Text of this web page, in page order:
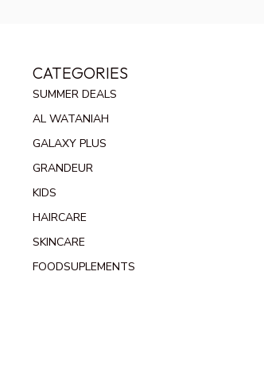
CATEGORIES
SUMMER DEALS
AL WATANIAH
GALAXY PLUS
GRANDEUR
KIDS
HAIRCARE
SKINCARE
FOODSUPLEMENTS